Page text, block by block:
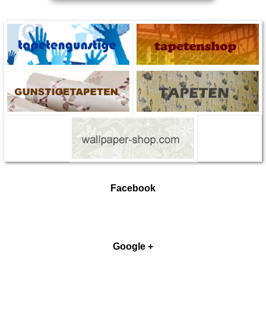
Facebook
Google +